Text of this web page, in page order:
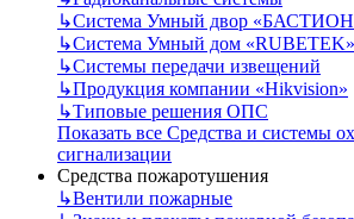
↳Система Умный двор «БАСТИОН
↳Система Умный дом «RUBETEK»
↳Системы передачи извещений
↳Продукция компании «Hikvision»
↳Типовые решения ОПС
Показать все Средства и системы
сигнализации
Средства пожаротушения
↳Вентили пожарные